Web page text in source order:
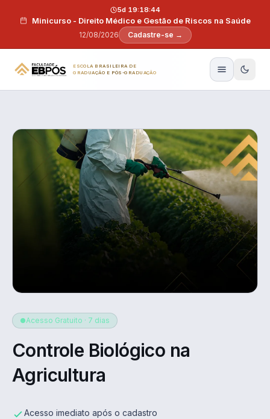
Minicurso - Direito Médico e Gestão de Riscos na Saúde
12/08/2026
5d 19:18:43
Cadastre-se →
ESCOLA BRASILEIRA DE
GRADUAÇÃO E PÓS-GRADUAÇÃO
Acesso Gratuito · 7 dias
Controle Biológico na
Agricultura
Acesso imediato após o cadastro